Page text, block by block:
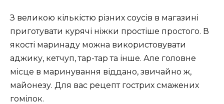
З великою кількістю різних соусів в магазині
приготувати курячі ніжки простіше простого. В
якості маринаду можна використовувати
аджику, кетчуп, тар-тар та інше. Але головне
місце в маринування віддано, звичайно ж,
майонезу. Для вас рецепт гострих смажених
гомілок.